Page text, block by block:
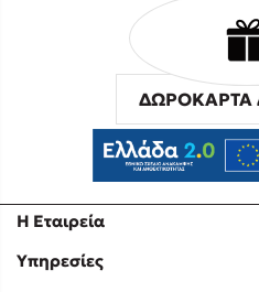
Η Εταιρεία
Υπηρεσίες
ΔΩΡΟΚΑΡΤΑ